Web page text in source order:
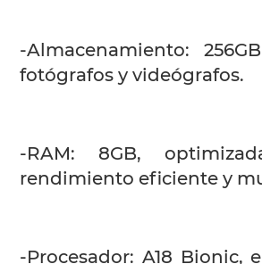
-Almacenamiento:
fotógrafos y videógrafos.
-RAM: 8GB,
rendimiento eficiente y
-Procesador: A18 Bionic,